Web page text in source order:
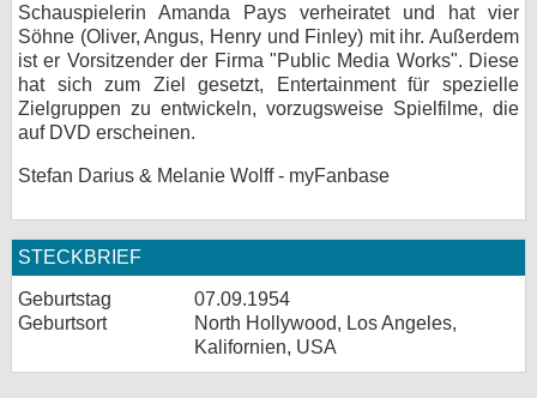
Schauspielerin Amanda Pays verheiratet und hat vier
Söhne (Oliver, Angus, Henry und Finley) mit ihr. Außerdem
ist er Vorsitzender der Firma "Public Media Works". Diese
hat sich zum Ziel gesetzt, Entertainment für spezielle
Zielgruppen zu entwickeln, vorzugsweise Spielfilme, die
auf DVD erscheinen.
Stefan Darius & Melanie Wolff - myFanbase
STECKBRIEF
Geburtstag
07.09.1954
Geburtsort
North Hollywood, Los Angeles,
Kalifornien, USA